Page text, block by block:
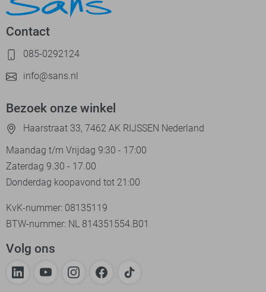
Contact
085-0292124
info@sans.nl
Bezoek onze winkel
Haarstraat 33, 7462 AK RIJSSEN Nederland
Maandag t/m Vrijdag 9:30 - 17:00
Zaterdag 9.30 - 17.00
Donderdag koopavond tot 21:00
KvK-nummer: 08135119
BTW-nummer: NL 814351554.B01
Volg ons